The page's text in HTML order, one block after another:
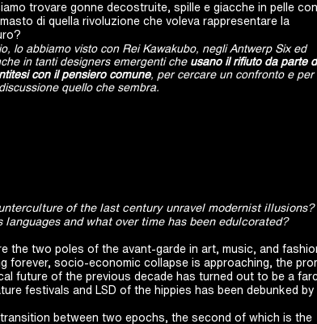
trovare gonne decostruite, spille e giacche in pelle con
di quella rivoluzione che voleva rappresentare la
lo abbiamo visto con Rei Kawakubo, negli Antwerp Six ed
in tanti designers emergenti che usano il rifiuto da parte
con il pensiero comune, per cercare un confronto e per
quello che sembra.
of the last century unravel modernist illusions?
languages and what over time has been edulcorated?
the two poles of the avant-garde in art, music, and
forever, socio-economic collapse is approaching, the
future of the previous decade has turned out to be a
festivals and LSD of the hippies has been debunked by
between two epochs, the second of which is the